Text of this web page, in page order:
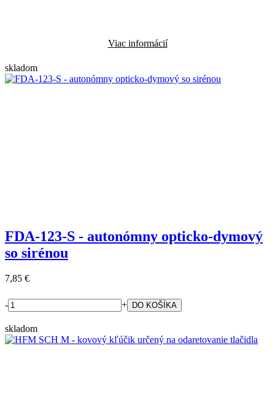
Viac informácií
skladom
FDA-123-S - autonómny opticko-dymový
so sirénou
7,85 €
- +
skladom